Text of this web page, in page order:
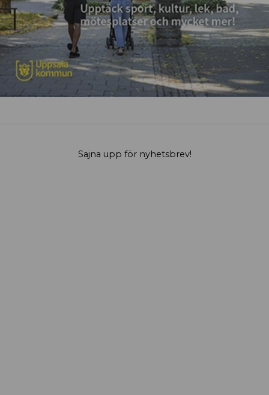
Sajna upp för nyhetsbrev!